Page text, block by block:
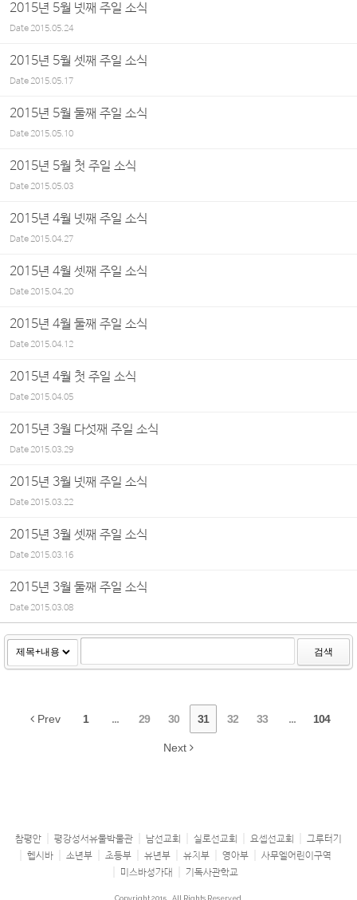
2015년 5월 넷째 주일 소식
Date2015.05.24
2015년 5월 셋째 주일 소식
Date2015.05.17
2015년 5월 둘째 주일 소식
Date2015.05.10
2015년 5월 첫 주일 소식
Date2015.05.03
2015년 4월 넷째 주일 소식
Date2015.04.27
2015년 4월 셋째 주일 소식
Date2015.04.20
2015년 4월 둘째 주일 소식
Date2015.04.12
2015년 4월 첫 주일 소식
Date2015.04.05
2015년 3월 다섯째 주일 소식
Date2015.03.29
2015년 3월 넷째 주일 소식
Date2015.03.22
2015년 3월 셋째 주일 소식
Date2015.03.16
2015년 3월 둘째 주일 소식
Date2015.03.08
검색
Prev 1 ... 29 30 31 32 33 ... 104
Next
참평안 평강성서유물박물관 남선교회 실로선교회 요셉선교회
그루터기
헵시바
소년부 초등부 유년부 유치부 영아부
사무엘어린이구역
미스바성가대
기독사관학교
Copyright 2015 All Rights Reserved.